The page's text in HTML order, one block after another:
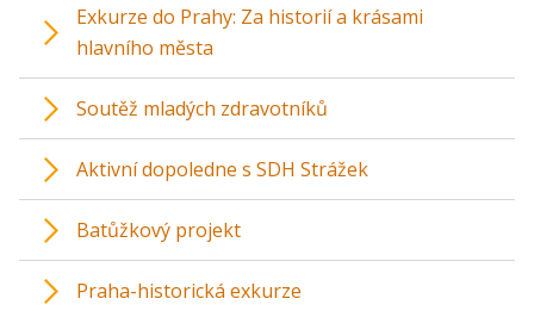
Exkurze do Prahy: Za historií a krásami
hlavního města
Soutěž mladých zdravotníků
Aktivní dopoledne s SDH Strážek
Batůžkový projekt
Praha-historická exkurze